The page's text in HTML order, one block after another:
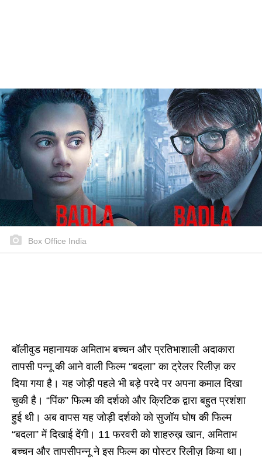
Box Office India
बॉलीवुड महानायक अमिताभ बच्चन और प्रतिभाशाली अदाकारा
तापसी पन्नू की आने वाली फिल्म “बदला” का ट्रेलर रिलीज़ कर
दिया गया है। यह जोड़ी पहले भी बड़े परदे पर अपना कमाल दिखा
चुकी है। “पिंक” फिल्म की दर्शको और क्रिटिक द्वारा बहुत प्रशंशा
हुई थी। अब वापस यह जोड़ी दर्शको को सुजॉय घोष की फिल्म
“बदला” में दिखाई देंगी। 11 फरवरी को शाहरुख़ खान, अमिताभ
बच्चन और तापसीपन्नू ने इस फिल्म का पोस्टर रिलीज़ किया था।